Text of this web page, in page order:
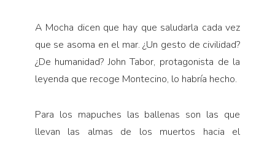
A Mocha dicen que hay que saludarla cada vez
que se asoma en el mar. ¿Un gesto de civilidad?
¿De humanidad? John Tabor, protagonista de la
leyenda que recoge Montecino, lo habría hecho.
Para los mapuches las ballenas son las que
llevan las almas de los muertos hacia el